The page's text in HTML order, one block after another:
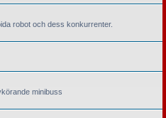
robot och dess konkurrenter.
minibuss